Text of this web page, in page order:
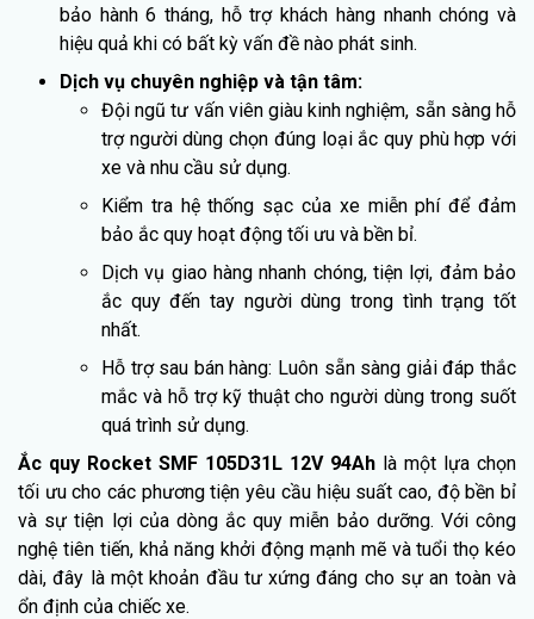
bảo hành 6 tháng, hỗ trợ khách hàng nhanh chóng và
hiệu quả khi có bất kỳ vấn đề nào phát sinh.
Dịch vụ chuyên nghiệp và tận tâm:
Đội ngũ tư vấn viên giàu kinh nghiệm, sẵn sàng hỗ
trợ người dùng chọn đúng loại ắc quy phù hợp với
xe và nhu cầu sử dụng.
Kiểm tra hệ thống sạc của xe miễn phí để đảm
bảo ắc quy hoạt động tối ưu và bền bỉ.
Dịch vụ giao hàng nhanh chóng, tiện lợi, đảm bảo
ắc quy đến tay người dùng trong tình trạng tốt
nhất.
Hỗ trợ sau bán hàng: Luôn sẵn sàng giải đáp thắc
mắc và hỗ trợ kỹ thuật cho người dùng trong suốt
quá trình sử dụng.
Ắc quy Rocket SMF 105D31L 12V 94Ah là một lựa chọn
tối ưu cho các phương tiện yêu cầu hiệu suất cao, độ bền bỉ
và sự tiện lợi của dòng ắc quy miễn bảo dưỡng. Với công
nghệ tiên tiến, khả năng khởi động mạnh mẽ và tuổi thọ kéo
dài, đây là một khoản đầu tư xứng đáng cho sự an toàn và
ổn định của chiếc xe.